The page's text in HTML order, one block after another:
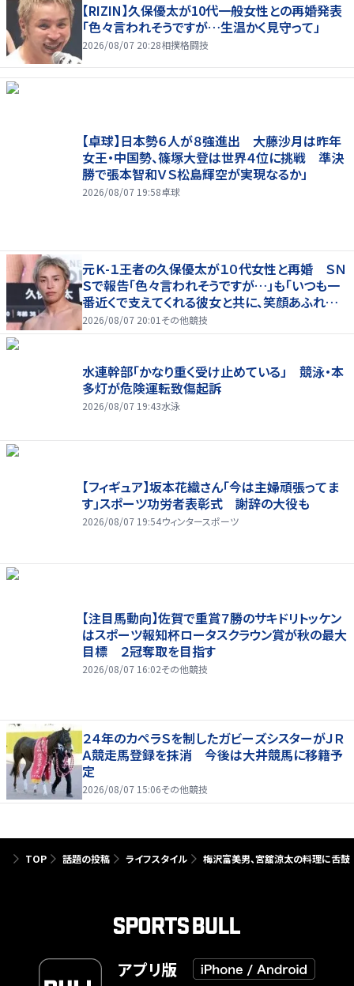
【RIZIN】久保優太が10代一般女性との再婚発表
「色々言われそうですが…生温かく見守って」
2026/08/07 20:28相撲格闘技
【卓球】日本勢６人が８強進出 大藤沙月は昨年
女王・中国勢、篠塚大登は世界４位に挑戦 準決
勝で張本智和ＶＳ松島輝空が実現なるか」
2026/08/07 19:58卓球
元Ｋ-１王者の久保優太が１０代女性と再婚 ＳＮ
Ｓで報告「色々言われそうですが…」も「いつも一
番近くで支えてくれる彼女と共に、笑顔あふれる
家庭を築いていきたい」
2026/08/07 20:01 その他競技
水連幹部「かなり重く受け止めている」 競泳・本
多灯が危険運転致傷起訴
2026/08/07 19:43水泳
【フィギュア】坂本花織さん「今は主婦頑張ってま
す」スポーツ功労者表彰式 謝辞の大役も
2026/08/07 19:54ウィンタースポーツ
【注目馬動向】佐賀で重賞７勝のサキドリトッケン
はスポーツ報知杯ロータスクラウン賞が秋の最大
目標 ２冠奪取を目指す
2026/08/07 16:02その他競技
２４年のカペラＳを制したガビーズシスターがＪＲ
Ａ競走馬登録を抹消 今後は大井競馬に移籍予
定
2026/08/07 15:06その他競技
TOP 話題の投稿 ライフスタイル 梅沢富美男、宮舘涼太の料理に舌
アプリ版